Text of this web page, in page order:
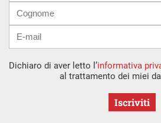
Dichiaro di aver letto l’informativa
al trattamento dei miei
Iscriviti